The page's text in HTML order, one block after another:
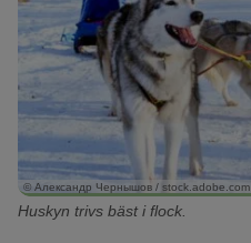
© Александр Чернышов / stock.adobe.com
Huskyn trivs bäst i flock.